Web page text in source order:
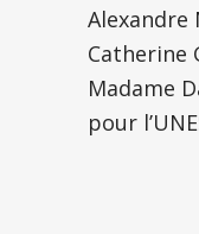
Alexandre
Catherine
Madame
pour